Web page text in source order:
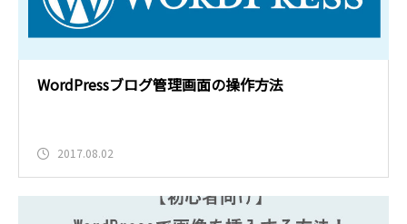
WordPressブログ管理画面の操作方法
2017.08.02